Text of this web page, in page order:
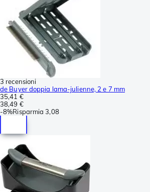
3 recensioni
de Buyer doppia lama-julienne, 2 e 7 mm
35,41 €
38,49 €
-8%Risparmia 3,08